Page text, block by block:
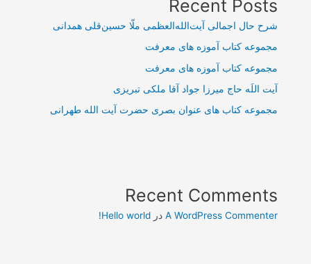
Recent Posts
شرح حال اجمالی آیت‌الله‌العظمی ملّا حسین‌قلی همدانی
مجموعه کتاب آموزه های معرفت
مجموعه کتاب آموزه های معرفت
آیت اللَه حاج میرزا جواد آقا ملکی تبریزی
مجموعه کتاب های عنوان بصری حضرت آیت الله طهرانی
Recent Comments
A WordPress Commenter درHello world!